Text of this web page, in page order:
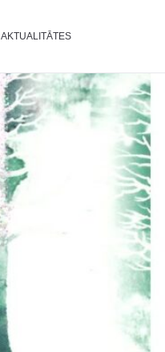
AKTUALITĀTES